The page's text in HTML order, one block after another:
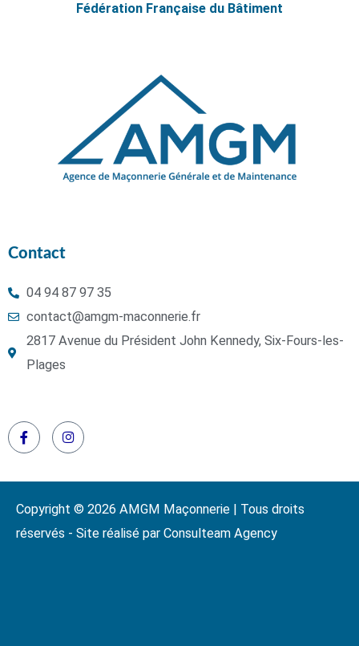
Fédération Française du Bâtiment
Contact
04 94 87 97 35
contact@amgm-maconnerie.fr
2817 Avenue du Président John Kennedy, Six-Fours-les-
Plages
Copyright © 2026 AMGM Maçonnerie | Tous droits
réservés - Site réalisé par Consulteam Agency